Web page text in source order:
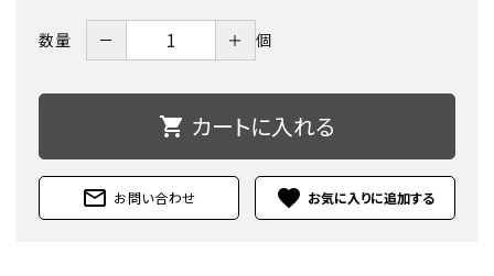
数量 － ＋ 個
shopping_cart カートに入れる
mail_outline お問い合わせ favorite